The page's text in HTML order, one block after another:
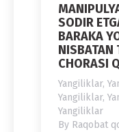
SODIR
BARAKA
NISBATAN
CHORASI
Yangiliklar,
Yangiliklar,
Yangiliklar
By Raqobat